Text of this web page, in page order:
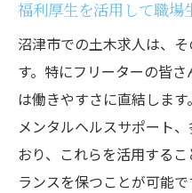
福利厚生を活用して職場
沼津市での土木求人は、
す。特にフリーターの皆
は働きやすさに直結しま
メンタルヘルスサポート
おり、これらを活用する
ランスを保つことが可能